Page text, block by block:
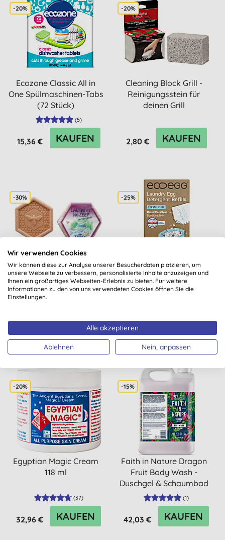
-20%
Ecozone Classic All in
One Spülmaschinen-Tabs
(72 Stück)
(5)
15,36 € KAUFEN
-20%
Cleaning Block Grill -
Reinigungsstein für
deinen Grill
2,80 € KAUFEN
-30%
Bee Honest Zeep
LAVENDEL/PROPOLIS -
Seifenstück 100GR
KAUFEN
-25%
Ecoegg Waschei-
Nachfüllpackung (50
Waschen) - Fresh Linen
5,40 €
-20%
Egyptian Magic Cream
118 ml
(37)
32,96 € KAUFEN
-15%
Faith in Nature Dragon
Fruit Body Wash -
Duschgel & Schaumbad
5L
(1)
42,03 € KAUFEN
Wir verwenden Cookies
Wir können diese zur Analyse unserer Besucherdaten platzieren, um
unsere Webseite zu verbessern, personalisierte Inhalte anzuzeigen und
Ihnen ein großartiges Webseiten-Erlebnis zu bieten. Für weitere
Informationen zu den von uns verwendeten Cookies öffnen Sie die
Einstellungen.
Alle akzeptieren
Ablehnen Nein, anpassen